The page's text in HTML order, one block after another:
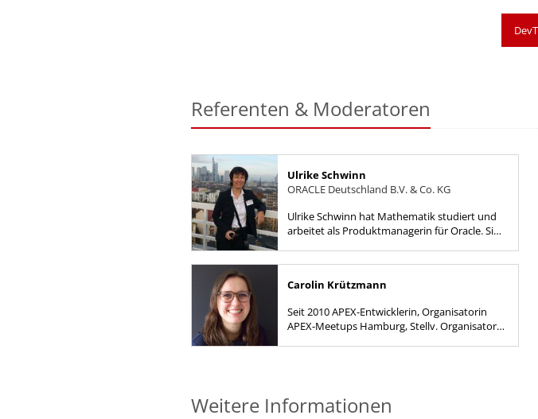
Referenten & Moderatoren
Ulrike Schwinn
ORACLE Deutschland B.V. & Co. KG
Ulrike Schwinn hat Mathematik studiert und
arbeitet als Produktmanagerin für Oracle. Sie
Carolin Krützmann
Seit 2010 APEX-Entwicklerin, Organisatorin
APEX-Meetups Hamburg, Stellv. Organisatorin
Weitere Informationen